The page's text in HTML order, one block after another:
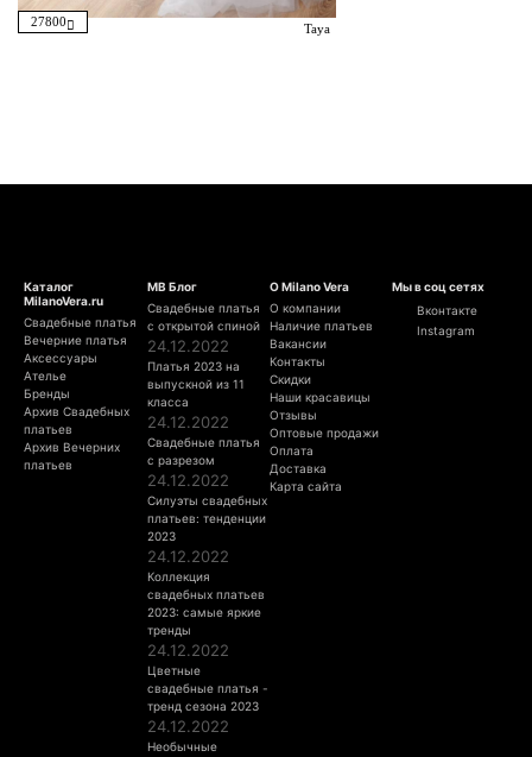
27800 Taya
Каталог
MilanoVera.ru
Свадебные платья
Вечерние платья
Аксессуары
Ателье
Бренды
Архив Свадебных
платьев
Архив Вечерних
платьев
МВ Блог
Свадебные платья
с открытой спиной
24.12.2022
Платья 2023 на
выпускной из 11
класса
24.12.2022
Свадебные платья
с разрезом
24.12.2022
Силуэты свадебных
платьев: тенденции
2023
24.12.2022
Коллекция
свадебных платьев
2023: самые яркие
тренды
24.12.2022
Цветные
свадебные платья -
тренд сезона 2023
24.12.2022
Необычные
О Milano Vera
О компании
Наличие платьев
Вакансии
Контакты
Скидки
Наши красавицы
Отзывы
Оптовые продажи
Оплата
Доставка
Карта сайта
Мы в соц сетях
Вконтакте
Instagram